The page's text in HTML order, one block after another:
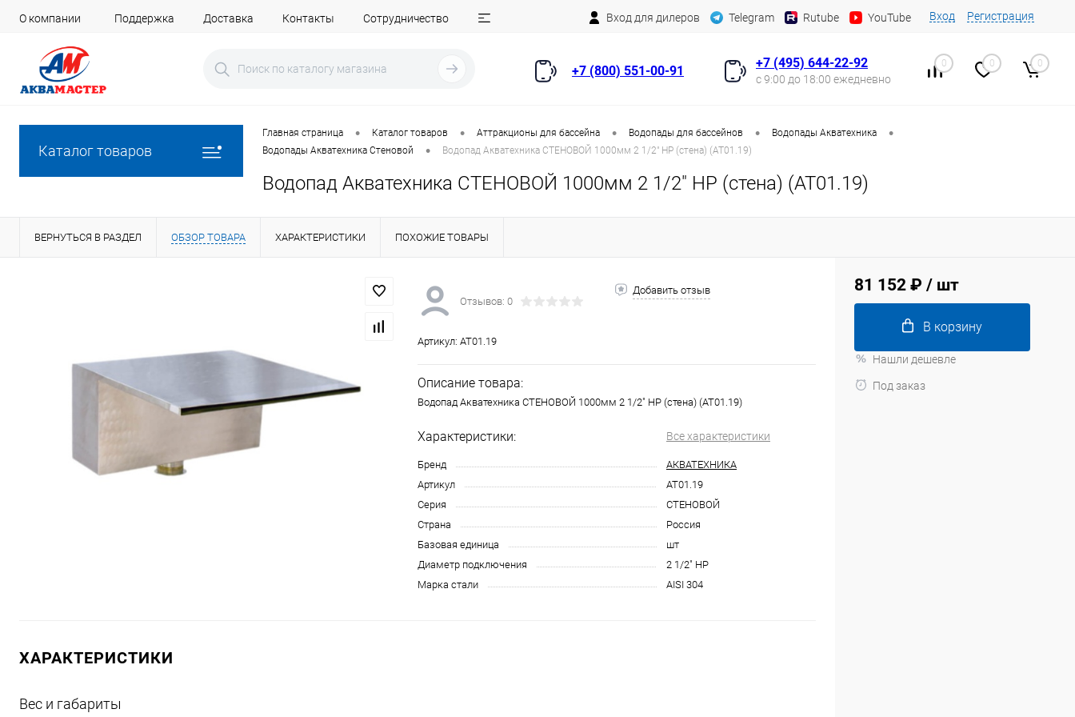
О компании Поддержка Доставка Контакты Сотрудничество Вход для дилеров Telegram Rutube YouTube Вход Регистрация
+7 (800) 551-00-91
+7 (495) 644-22-92
с 9:00 до 18:00 ежедневно
0 0 0
Каталог товаров
Главная страница • Каталог товаров • Аттракционы для бассейна • Водопады для бассейнов • Водопады Акватехника •
Водопады Акватехника Стеновой • Водопад Акватехника СТЕНОВОЙ 1000мм 2 1/2" НР (стена) (AT01.19)
Водопад Акватехника СТЕНОВОЙ 1000мм 2 1/2" НР (стена) (AT01.19)
ВЕРНУТЬСЯ В РАЗДЕЛ ОБЗОР ТОВАРА ХАРАКТЕРИСТИКИ ПОХОЖИЕ ТОВАРЫ
Отзывов: 0
Добавить отзыв
Артикул: AT01.19
Описание товара:
Водопад Акватехника СТЕНОВОЙ 1000мм 2 1/2" НР (стена) (AT01.19)
Характеристики: Все характеристики
Бренд
АКВАТЕХНИКА
Артикул
AT01.19
Серия
СТЕНОВОЙ
Страна
Россия
Базовая единица
шт
Диаметр подключения
2 1/2" НР
Марка стали
AISI 304
ХАРАКТЕРИСТИКИ
Вес и габариты
81 152 ₽ / шт
В корзину
Нашли дешевле
Под заказ